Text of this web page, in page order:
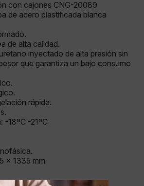
con cajones CNG-20089
de acero plastificada blanca
de alta calidad.
inyectado de alta presión sin
que garantiza un bajo consumo
rápida.
-18ºC -21ºC
x 1335 mm